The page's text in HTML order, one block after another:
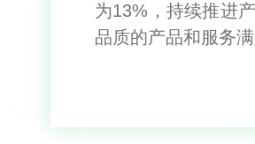
为13%，持续推进
品质的产品和服务